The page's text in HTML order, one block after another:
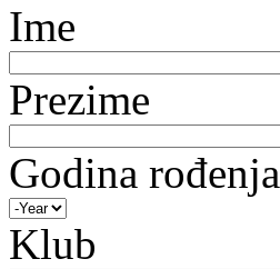
Ime
Prezime
Godina rođenja
Klub